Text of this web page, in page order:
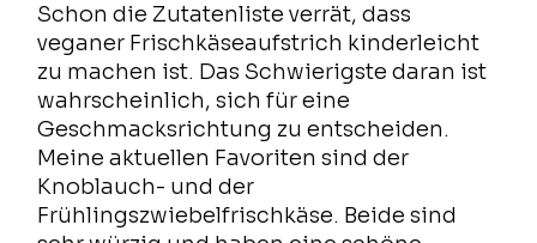
Schon die Zutatenliste verrät, dass
veganer Frischkäseaufstrich kinderleicht
zu machen ist. Das Schwierigste daran ist
wahrscheinlich, sich für eine
Geschmacksrichtung zu entscheiden.
Meine aktuellen Favoriten sind der
Knoblauch- und der
Frühlingszwiebelfrischkäse. Beide sind